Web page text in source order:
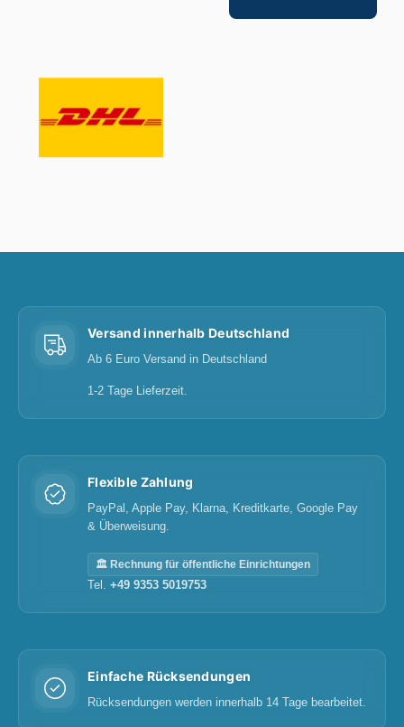
Versand innerhalb Deutschland
Ab 6 Euro Versand in Deutschland
1-2 Tage Lieferzeit.
Flexible Zahlung
PayPal, Apple Pay, Klarna, Kreditkarte, Google Pay
& Überweisung.
🏛️ Rechnung für öffentliche Einrichtungen
Tel. +49 9353 5019753
Einfache Rücksendungen
Rücksendungen werden innerhalb 14 Tage bearbeitet.